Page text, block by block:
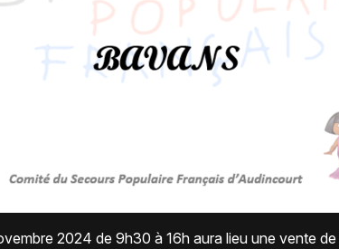
2024 de 9h30 à 16h aura lieu une vente